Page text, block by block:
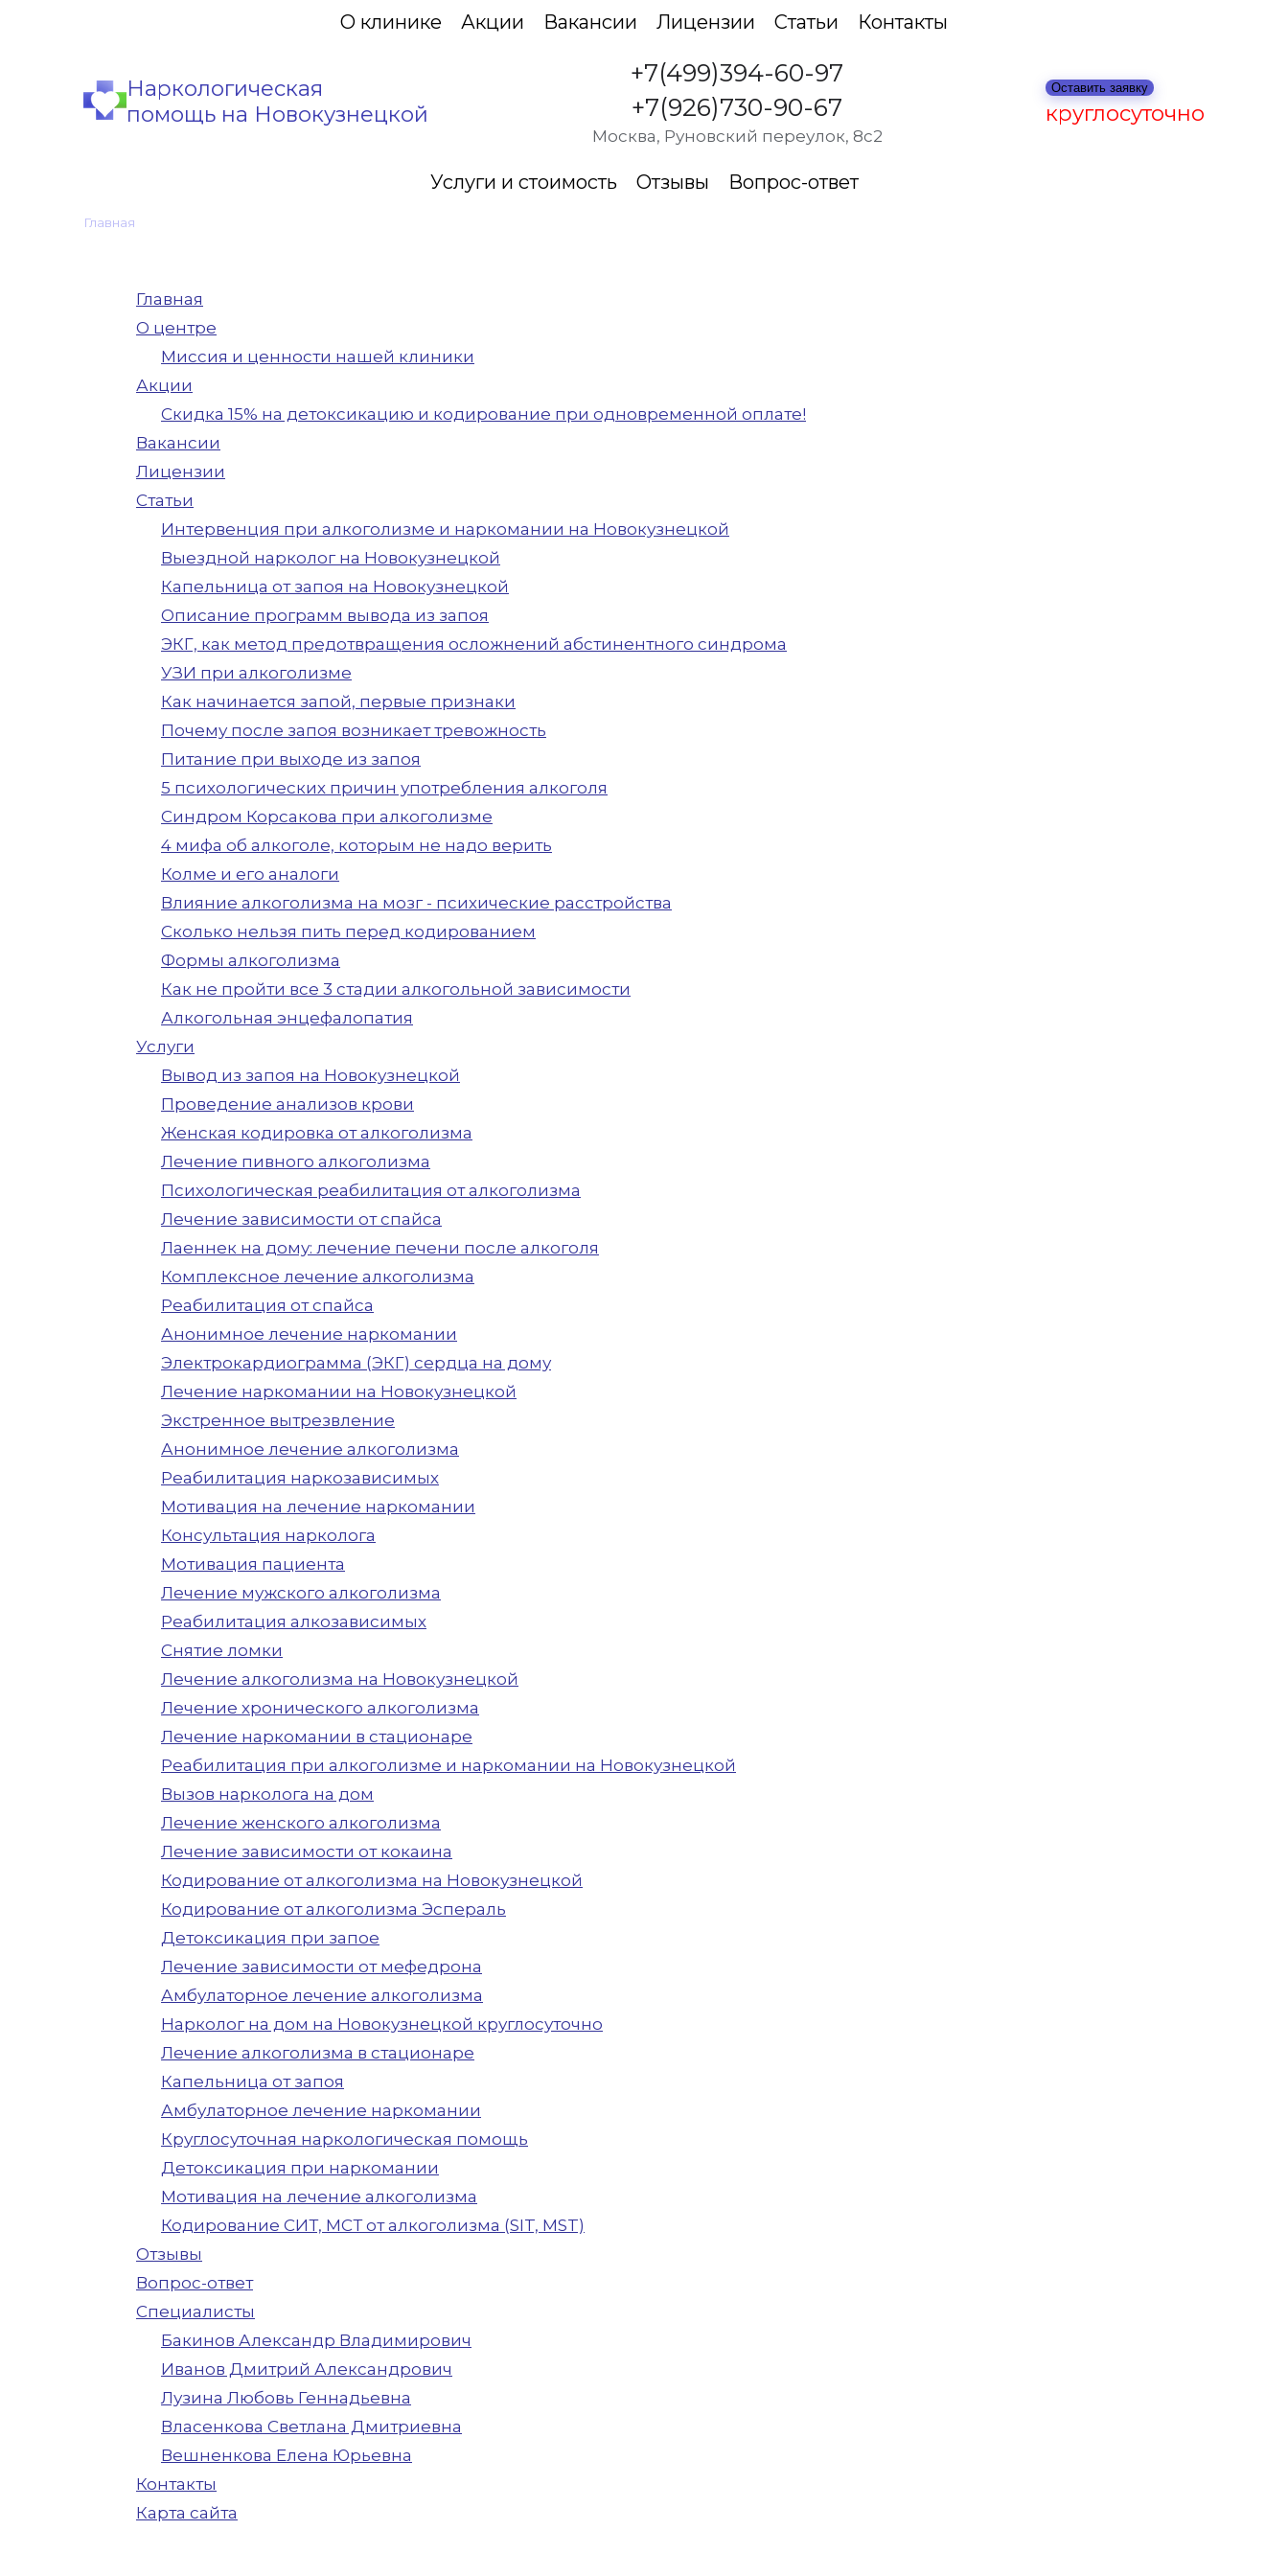
О клинике Акции Вакансии Лицензии Статьи Контакты
Наркологическая
помощь на Новокузнецкой
+7(499)394-60-97
+7(926)730-90-67
Москва, Руновский переулок, 8с2
Оставить заявку
круглосуточно
Услуги и стоимость Отзывы Вопрос-ответ
Главная
Главная
О центре
Миссия и ценности нашей клиники
Акции
Скидка 15% на детоксикацию и кодирование при одновременной оплате!
Вакансии
Лицензии
Статьи
Интервенция при алкоголизме и наркомании на Новокузнецкой
Выездной нарколог на Новокузнецкой
Капельница от запоя на Новокузнецкой
Описание программ вывода из запоя
ЭКГ, как метод предотвращения осложнений абстинентного синдрома
УЗИ при алкоголизме
Как начинается запой, первые признаки
Почему после запоя возникает тревожность
Питание при выходе из запоя
5 психологических причин употребления алкоголя
Синдром Корсакова при алкоголизме
4 мифа об алкоголе, которым не надо верить
Колме и его аналоги
Влияние алкоголизма на мозг - психические расстройства
Сколько нельзя пить перед кодированием
Формы алкоголизма
Как не пройти все 3 стадии алкогольной зависимости
Алкогольная энцефалопатия
Услуги
Вывод из запоя на Новокузнецкой
Проведение анализов крови
Женская кодировка от алкоголизма
Лечение пивного алкоголизма
Психологическая реабилитация от алкоголизма
Лечение зависимости от спайса
Лаеннек на дому: лечение печени после алкоголя
Комплексное лечение алкоголизма
Реабилитация от спайса
Анонимное лечение наркомании
Электрокардиограмма (ЭКГ) сердца на дому
Лечение наркомании на Новокузнецкой
Экстренное вытрезвление
Анонимное лечение алкоголизма
Реабилитация наркозависимых
Мотивация на лечение наркомании
Консультация нарколога
Мотивация пациента
Лечение мужского алкоголизма
Реабилитация алкозависимых
Снятие ломки
Лечение алкоголизма на Новокузнецкой
Лечение хронического алкоголизма
Лечение наркомании в стационаре
Реабилитация при алкоголизме и наркомании на Новокузнецкой
Вызов нарколога на дом
Лечение женского алкоголизма
Лечение зависимости от кокаина
Кодирование от алкоголизма на Новокузнецкой
Кодирование от алкоголизма Эспераль
Детоксикация при запое
Лечение зависимости от мефедрона
Амбулаторное лечение алкоголизма
Нарколог на дом на Новокузнецкой круглосуточно
Лечение алкоголизма в стационаре
Капельница от запоя
Амбулаторное лечение наркомании
Круглосуточная наркологическая помощь
Детоксикация при наркомании
Мотивация на лечение алкоголизма
Кодирование СИТ, МСТ от алкоголизма (SIT, MST)
Отзывы
Вопрос-ответ
Cпециалисты
Бакинов Александр Владимирович
Иванов Дмитрий Александрович
Лузина Любовь Геннадьевна
Власенкова Светлана Дмитриевна
Вешненкова Елена Юрьевна
Контакты
Карта сайта